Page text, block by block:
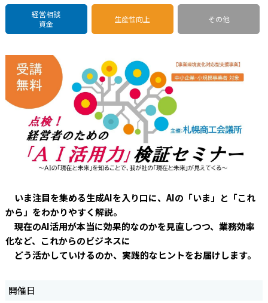
経営相談
資金
生産性向上 その他
いま注目を集める生成AIを入り口に、 AIの「いま」と「これ
から」をわかりやすく解説。
現在のAI活用が本当に効果的なのかを見直しつつ、業務効率
化など、 これからのビジネスに
どう活かしていけるのか、実践的なヒントをお届けします。
開催日